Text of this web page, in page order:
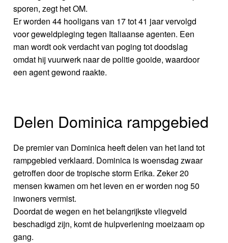
sporen, zegt het OM.
Er worden 44 hooligans van 17 tot 41 jaar vervolgd
voor geweldpleging tegen Italiaanse agenten. Een
man wordt ook verdacht van poging tot doodslag
omdat hij vuurwerk naar de politie gooide, waardoor
een agent gewond raakte.
Delen Dominica rampgebied
De premier van Dominica heeft delen van het land tot
rampgebied verklaard. Dominica is woensdag zwaar
getroffen door de tropische storm Erika. Zeker 20
mensen kwamen om het leven en er worden nog 50
inwoners vermist.
Doordat de wegen en het belangrijkste vliegveld
beschadigd zijn, komt de hulpverlening moeizaam op
gang.